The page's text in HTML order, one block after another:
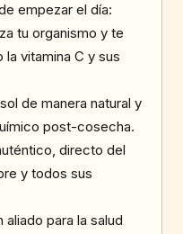
empezar el día:
tu organismo y te
la vitamina C y sus
de manera natural y
post-cosecha.
directo del
y todos sus
aliado para la salud